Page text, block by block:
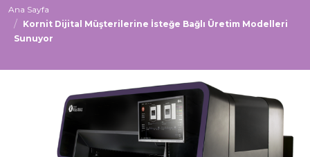
Ana Sayfa
Kornit Dijital Müşterilerine İsteğe Bağlı Üretim Modelleri
Sunuyor